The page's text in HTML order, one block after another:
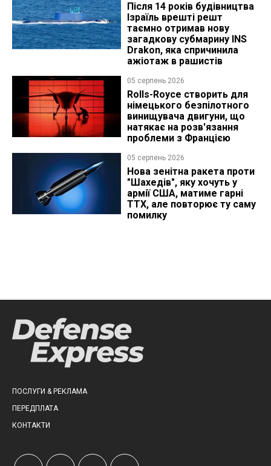
Після 14 років будівництва
Ізраїль врешті решт
таємно отримав нову
загадкову субмарину INS
Drakon, яка спричинила
ажіотаж в рашистів
05 серпень 2026
Rolls-Royce створить для
німецького безпілотного
винищувача двигуни, що
натякає на розв'язання
проблеми з Францією
05 серпень 2026
Нова зенітна ракета проти
"Шахедів", яку хочуть у
армії США, матиме гарні
ТТХ, але повторює ту саму
помилку
ПОСЛУГИ & РЕКЛАМА
ПЕРЕДПЛАТА
КОНТАКТИ